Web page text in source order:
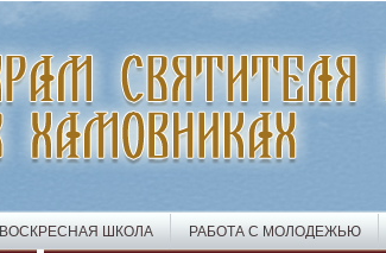
ВОСКРЕСНАЯ ШКОЛА РАБОТА С МОЛОДЕЖЬЮ